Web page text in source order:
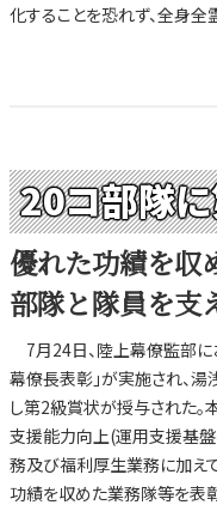
化することを恐れず、全身全
20コ部隊
優れた功績を収
部隊と隊員を支
7月24日、陸上幕僚監部に
幕僚長表彰」が実施され、
し第2級賞状が授与された
支援能力向上(運用支援基
務及び福利厚生業務に加え
功績を収めた業務隊等を表彰